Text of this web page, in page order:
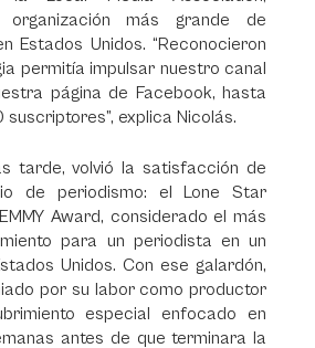
organización más grande de
Estados Unidos. “Reconocieron
permitía impulsar nuestro canal
página de Facebook, hasta
explica Nicolás.
tarde, volvió la satisfacción de
de periodismo: el Lone Star
Award, considerado el más
para un periodista en un
Unidos. Con ese galardón,
por su labor como productor
especial enfocado en
antes de que terminara la